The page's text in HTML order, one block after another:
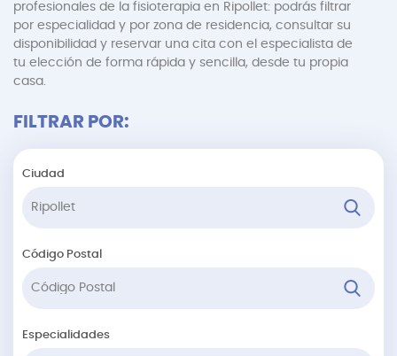
profesionales de la fisioterapia en Ripollet: podrás filtrar
por especialidad y por zona de residencia, consultar su
disponibilidad y reservar una cita con el especialista de
tu elección de forma rápida y sencilla, desde tu propia
casa.
FILTRAR POR:
Ciudad
Código Postal
Especialidades